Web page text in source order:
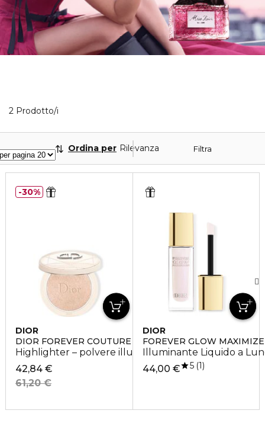
2 Prodotto/i
Filtra
Ordina per Rilevanza
DIOR
DIOR FOREVER COUTURE LUMINIZER
Highlighter – polvere illuminante intensa
42,84 €
61,20 €
30%
DIOR
FOREVER GLOW
Illuminante Liquido a
44,00 €
5 1